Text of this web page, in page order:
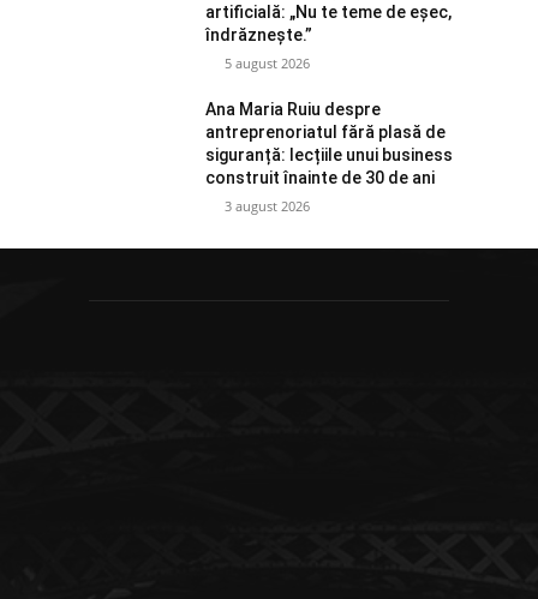
artificială: „Nu te teme de eșec,
îndrăznește.”
5 august 2026
Ana Maria Ruiu despre
antreprenoriatul fără plasă de
siguranță: lecțiile unui business
construit înainte de 30 de ani
3 august 2026